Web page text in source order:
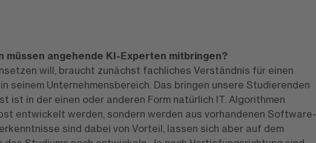
müssen angehende KI-Experten mitbringen?
will, braucht zunächst fachliches Verständnis für einen
seinem Unternehmensbereich. Das bringen unsere Studierenden
ist in der einen oder anderen Form natürlich IT. Algorithmen
entwickelt werden, sondern werden aus vorhandenen Software-
sind dabei von Vorteil, lassen sich aber auf dem